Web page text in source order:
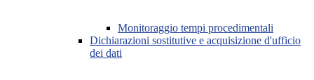
Monitoraggio tempi procedimentali
Dichiarazioni sostitutive e acquisizione d'ufficio
dei dati